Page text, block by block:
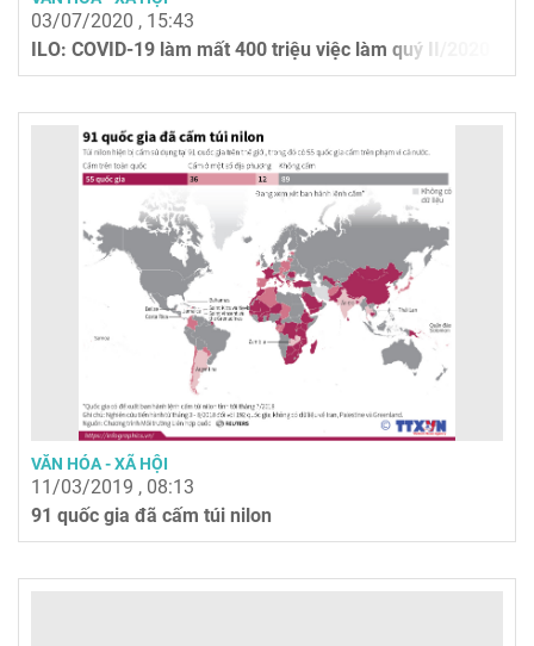
03/07/2020 , 15:43
ILO: COVID-19 làm mất 400 triệu việc làm quý II/2020
VĂN HÓA - XÃ HỘI
11/03/2019 , 08:13
91 quốc gia đã cấm túi nilon